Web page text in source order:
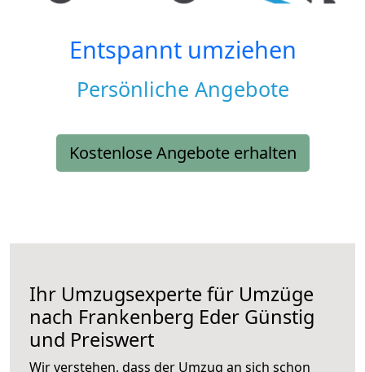
Entspannt umziehen
Persönliche Angebote
Kostenlose Angebote erhalten
Ihr Umzugsexperte für Umzüge
nach Frankenberg Eder Günstig
und Preiswert
Wir verstehen, dass der Umzug an sich schon